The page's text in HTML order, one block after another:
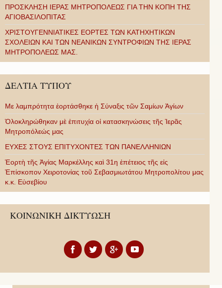
ΠΡΟΣΚΛΗΣΗ ΙΕΡΑΣ ΜΗΤΡΟΠΟΛΕΩΣ ΓΙΑ ΤΗΝ ΚΟΠΗ ΤΗΣ
ΑΓΙΟΒΑΣΙΛΟΠΙΤΑΣ
ΧΡΙΣΤΟΥΓΕΝΝΙΑΤΙΚΕΣ ΕΟΡΤΕΣ ΤΩΝ ΚΑΤΗΧΗΤΙΚΩΝ
ΣΧΟΛΕΙΩΝ ΚΑΙ ΤΩΝ ΝΕΑΝΙΚΩΝ ΣΥΝΤΡΟΦΙΩΝ ΤΗΣ ΙΕΡΑΣ
ΜΗΤΡΟΠΟΛΕΩΣ ΜΑΣ.
ΔΕΛΤΙΑ ΤΥΠΟΥ
Με λαμπρότητα ἑορτάσθηκε ἡ Σύναξις τῶν Σαμίων Ἁγίων
Ὁλοκληρώθηκαν μὲ ἐπιτυχία οἱ κατασκηνώσεις τῆς Ἱερᾶς
Μητροπόλεώς μας
ΕΥΧΕΣ ΣΤΟΥΣ ΕΠΙΤΥΧΟΝΤΕΣ ΤΩΝ ΠΑΝΕΛΛΗΝΙΩΝ
Ἑορτὴ τῆς Ἁγίας Μαρκέλλης καὶ 31η ἐπέτειος τῆς εἰς
Ἐπίσκοπον Χειροτονίας τοῦ Σεβασμιωτάτου Μητροπολίτου μας
κ.κ. Εὐσεβίου
ΚΟΙΝΩΝΙΚΗ ΔΙΚΤΥΩΣΗ